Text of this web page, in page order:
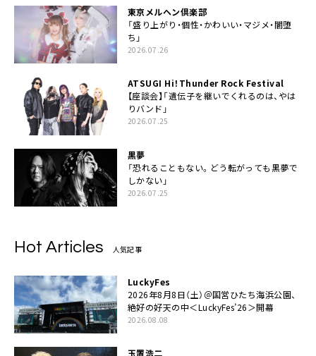
東京メルヘン倶楽部
「盛り上がり・個性・かわいい・マジメ・闇堕
ち」
2026.07.26
ATSUGI Hi！Thunder Rock Festival
【座談会】「遺伝子を継いでくれるのは、やは
りバンド」
2026.07.25
黒夢
「恐れることもない。どう転がっても黒夢で
しかない」
2026.07.25
Hot Articles 人気記事
LuckyFes
2026年8月8日（土）＠国営ひたち海浜公園、
絶好の好天の中＜LuckyFes’26＞開幕
2026.08.08
玉置浩二